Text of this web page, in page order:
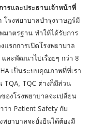
รและประธานเจ้าหน้าที่
โรงพยาบาลบำรุงราษฎร์มี
าตรฐาน ทำให้ได้รับการ
รกการเปิดโรงพยาบาล
ละพัฒนาไปเรื่อยๆ กว่า 8
เป็นระบบคุณภาพที่ที่เรา
TQA, TQC ต่างก็มีส่วน
องโรงพยาบาลจะเปลี่ยน
ว่า Patient Safety กับ
ยาบาลจะยั่งยืนได้ต้องมี